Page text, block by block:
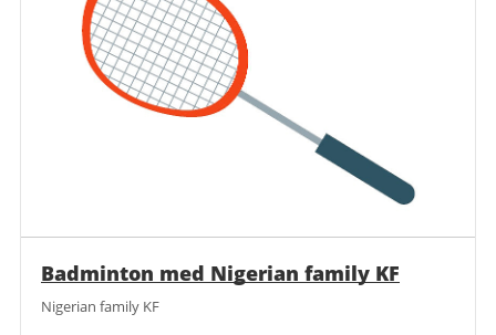
Badminton med Nigerian family KF
Nigerian family KF